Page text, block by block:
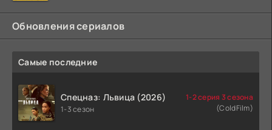
Обновления сериалов
Самые последние
Спецназ: Львица (2026)
1-3 сезон
1-2 серия 3 сезона
(ColdFilm)